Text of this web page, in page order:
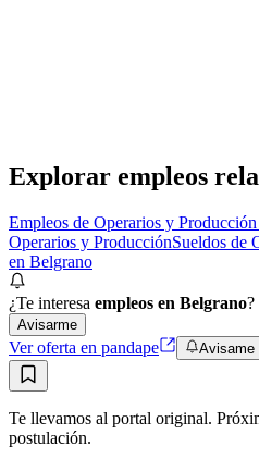
Explorar empleos
Empleos de Operarios y
Operarios y ProducciónSueldos de
en Belgrano
¿Te interesa empleos en Belgrano?
Avisarme
Ver oferta en pandape
Te llevamos al portal original.
postulación.